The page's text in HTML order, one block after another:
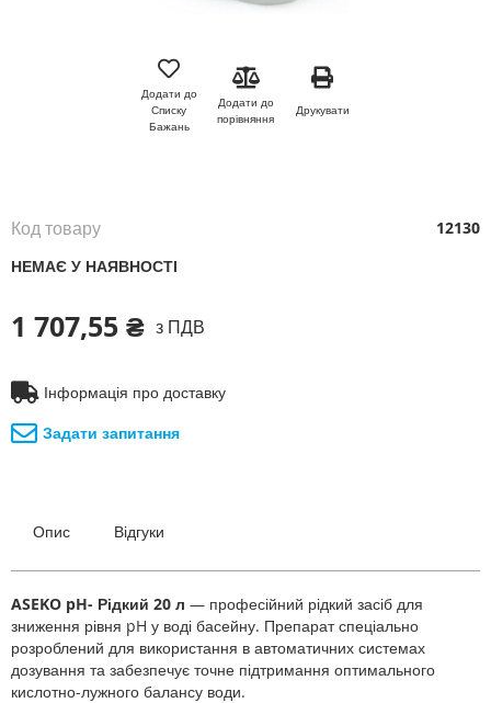
Додати до
Списку
Бажань
Додати до
порівняння
Друкувати
1 707,55 ₴ з ПДВ
НЕМАЄ У НАЯВНОСТІ
Код товару 12130
Інформація про доставку
Задати запитання
Опис Відгуки
ASEKO pH- Рідкий 20 л — професійний рідкий засіб для
зниження рівня pH у воді басейну. Препарат спеціально
розроблений для використання в автоматичних системах
дозування та забезпечує точне підтримання оптимального
кислотно-лужного балансу води.